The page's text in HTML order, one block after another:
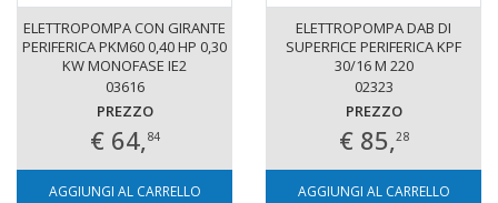
ELETTROPOMPA CON GIRANTE
PERIFERICA PKM60 0,40 HP 0,30
KW MONOFASE IE2
03616
PREZZO
€ 64,84
AGGIUNGI AL CARRELLO
ELETTROPOMPA DAB DI
SUPERFICE PERIFERICA KPF
30/16 M 220
02323
PREZZO
€ 85,28
AGGIUNGI AL CARRELLO